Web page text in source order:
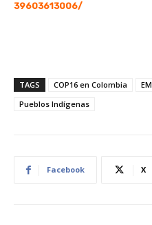
39603613006/
TAGS COP16 en Colombia
Pueblos Indígenas
Facebook X